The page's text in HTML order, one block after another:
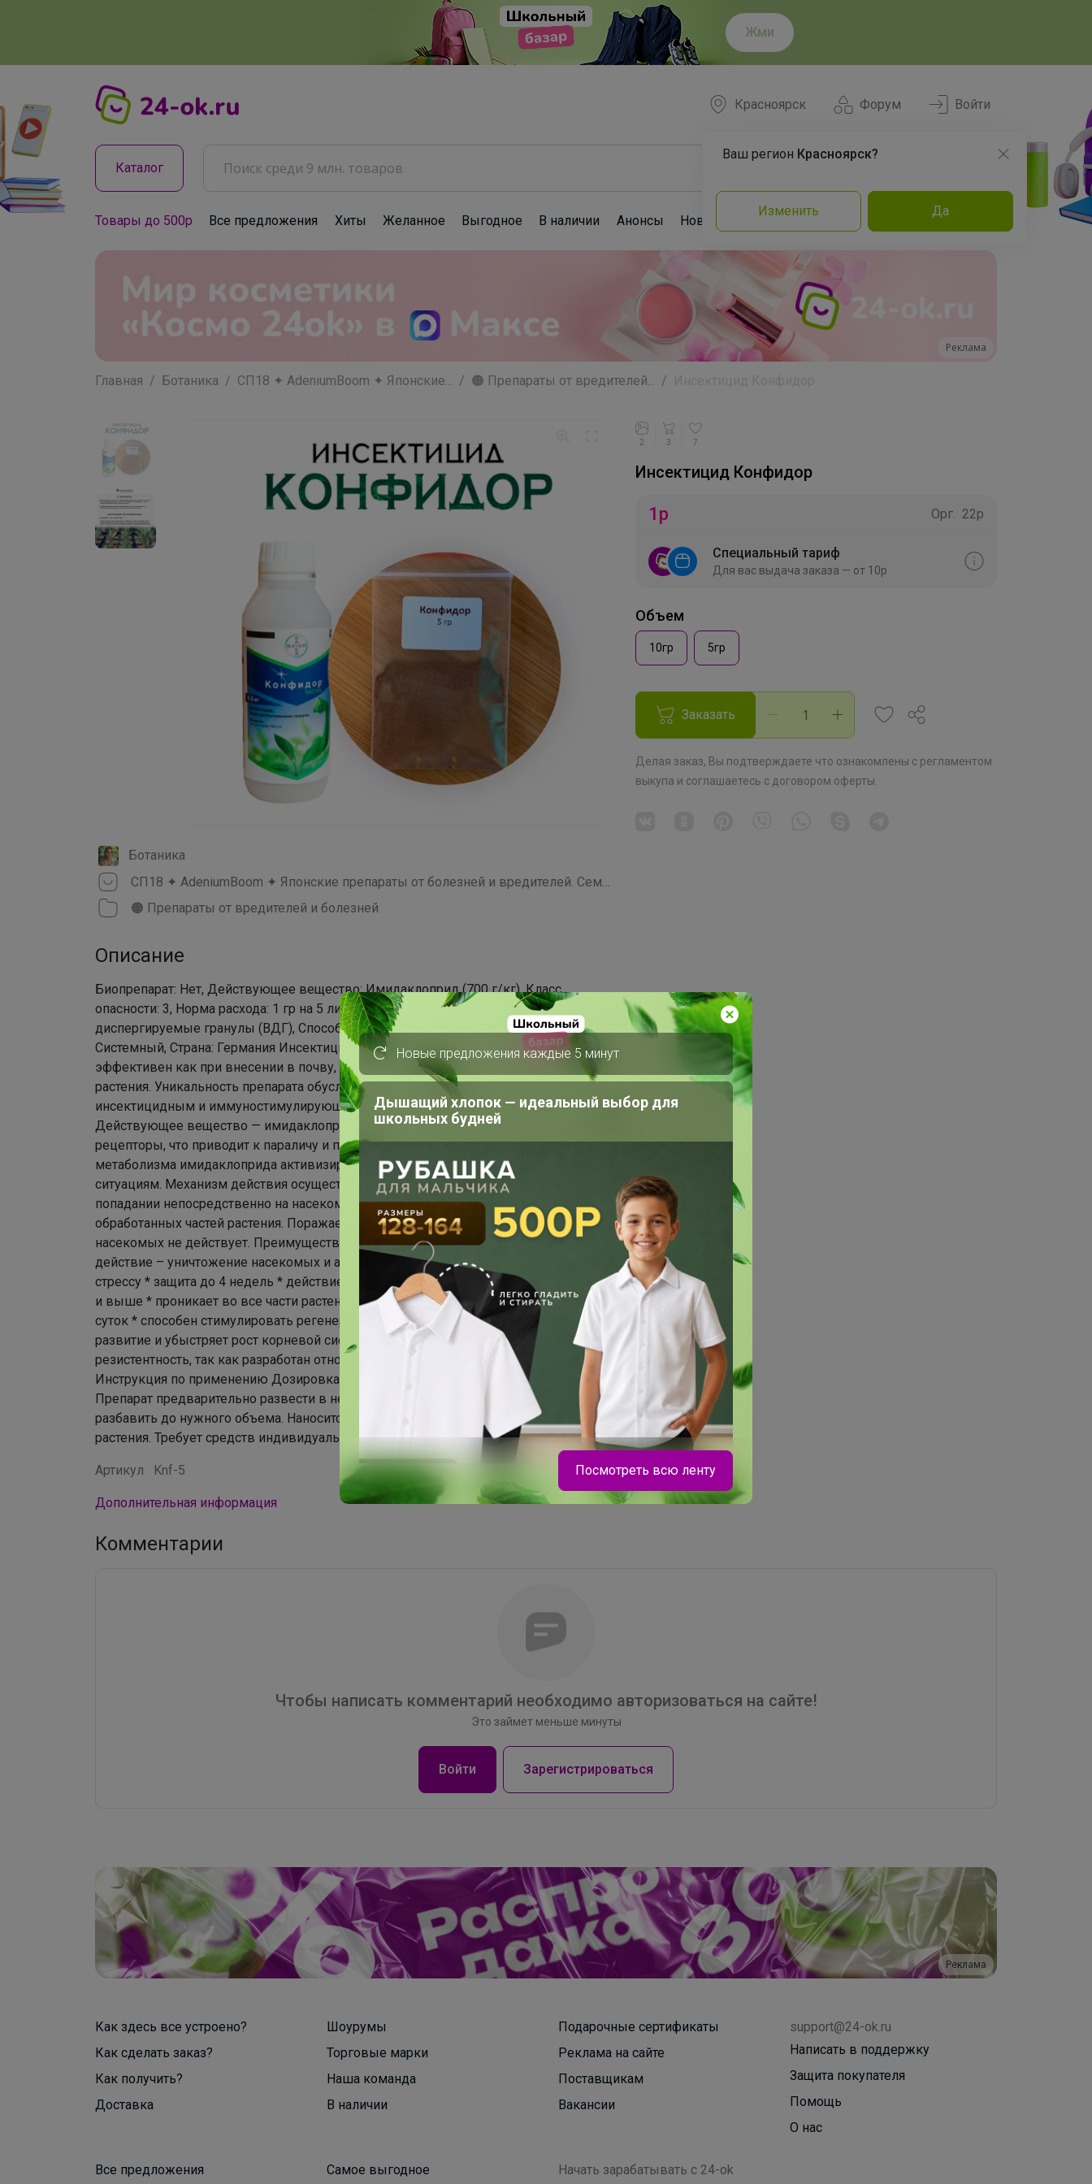
Жми
Форум
Красноярск
Ваш регион Красноярск?
Изменить Да
Войти
Каталог
Товары до 500р Все предложения Хиты Желанное Выгодное В наличии Анонсы Новости Команда Эксперты
Реклама
Главная Ботаника СП18 ✦ AdeniumBoom ✦ Японские... 🟠 Препараты от вредителей...
Ботаника
СП18 ✦ AdeniumBoom ✦ Японские препараты от болезней и вредителей. Семена адениумов, каудексных, суккулентов
🟠 Препараты от вредителей и болезней
Описание
Биопрепарат: Нет, Действующее вещество: Имидаклоприд (700 г/кг), Класс
опасности: 3, Норма расхода: 1 гр на 5 литров воды, Препаративная форма: Водно-
диспергируемые гранулы (ВДГ), Способ проникновения: Кишечный Контактный
Системный, Страна: Германия Инсектицид Конфидор Экстра — препарат, который
эффективен как при внесении в почву, так и при опрыскивании пораженного
растения. Уникальность препарата обусловлена двойным эффектом:
инсектицидным и иммуностимулирующим. Разработан немецкой фирмой «Bayer».
Действующее вещество — имидаклоприд — блокирует ацетилхолиновые
рецепторы, что приводит к параличу и последующей гибели насекомых. Продукт
метаболизма имидаклоприда активизирует устойчивость растения к стрессовым
ситуациям. Механизм действия осуществляется контактным путем — при
попадании непосредственно на насекомое и кишечным и при поедании
обработанных частей растения. Поражает взрослые особи и личинки. На яйца
насекомых не действует. Преимущества инсектицида Конфидор Экстра: * двойное
действие – уничтожение насекомых и активизирует устойчивость растения к
стрессу * защита до 4 недель * действие сохраняется при температуре 30 градусов
и выше * проникает во все части растения * гибель насекомых в течение двух
суток * способен стимулировать регенерацию пораженных растений * улучшает
развитие и убыстряет рост корневой системы * к препарату не возникла
резистентность, так как разработан относительно недавно * не фитотоксичен
Инструкция по применению Дозировка при разведении 1 грамм на 5 литров воды.
Препарат предварительно развести в небольшом количестве воды, потом
разбавить до нужного объема. Наносится путем опрыскивания и путем полива
растения. Требует средств индивидуальной защиты.
Артикул Knf-5
Дополнительная информация
2 3 7
Инсектицид Конфидор
1 р Орг. 22р
Специальный тариф
Для вас выдача заказа — от 10р
Объем
10гр 5гр
Заказать
Делая заказ, Вы подтверждаете что ознакомлены с регламентом
выкупа и соглашаетесь с договором оферты
Комментарии
Чтобы написать комментарий необходимо авторизоваться на сайте!
Это займет меньше минуты
Войти Зарегистрироваться
Реклама
Как здесь все устроено?
Как сделать заказ?
Как получить?
Доставка
Шоурумы
Торговые марки
Наша команда
В наличии
Подарочные сертификаты
Реклама на сайте
Поставщикам
Вакансии
support@24-ok.ru
Написать в поддержку
Защита покупателя
Помощь
О нас
Все предложения Самое выгодное Начать зарабатывать с 24-ok
Новые предложения каждые 5 минут
Дышащий хлопок — идеальный выбор для
школьных будней
Школа база Bossa Nova!!!
Посмотреть всю ленту